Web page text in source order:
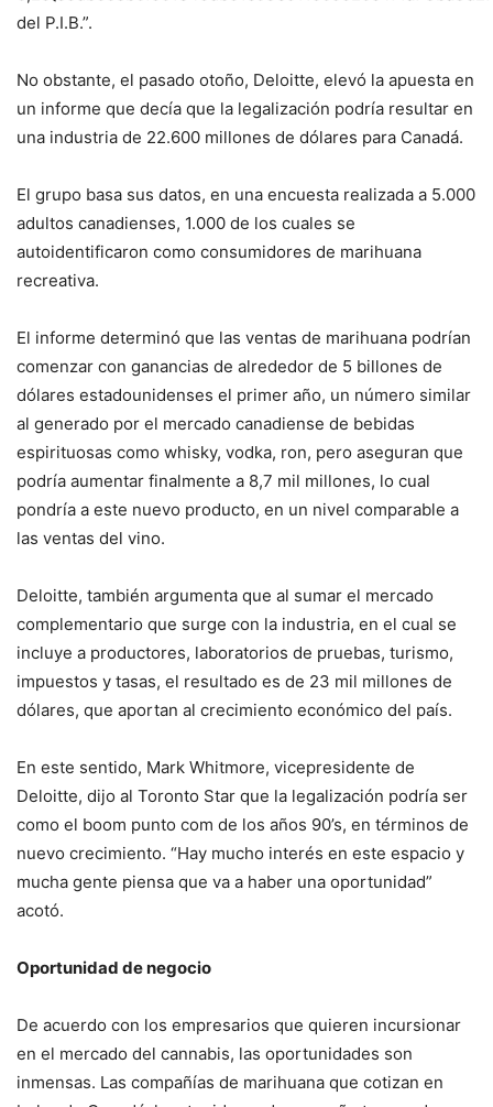
del P.I.B.”.
No obstante, el pasado otoño, Deloitte, elevó la apuesta en
un informe que decía que la legalización podría resultar en
una industria de 22.600 millones de dólares para Canadá.
El grupo basa sus datos, en una encuesta realizada a 5.000
adultos canadienses, 1.000 de los cuales se
autoidentificaron como consumidores de marihuana
recreativa.
El informe determinó que las ventas de marihuana podrían
comenzar con ganancias de alrededor de 5 billones de
dólares estadounidenses el primer año, un número similar
al generado por el mercado canadiense de bebidas
espirituosas como whisky, vodka, ron, pero aseguran que
podría aumentar finalmente a 8,7 mil millones, lo cual
pondría a este nuevo producto, en un nivel comparable a
las ventas del vino.
Deloitte, también argumenta que al sumar el mercado
complementario que surge con la industria, en el cual se
incluye a productores, laboratorios de pruebas, turismo,
impuestos y tasas, el resultado es de 23 mil millones de
dólares, que aportan al crecimiento económico del país.
En este sentido, Mark Whitmore, vicepresidente de
Deloitte, dijo al Toronto Star que la legalización podría ser
como el boom punto com de los años 90’s, en términos de
nuevo crecimiento. “Hay mucho interés en este espacio y
mucha gente piensa que va a haber una oportunidad”
acotó.
Oportunidad de negocio
De acuerdo con los empresarios que quieren incursionar
en el mercado del cannabis, las oportunidades son
inmensas. Las compañías de marihuana que cotizan en